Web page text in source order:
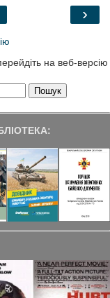
›
на веб-версію